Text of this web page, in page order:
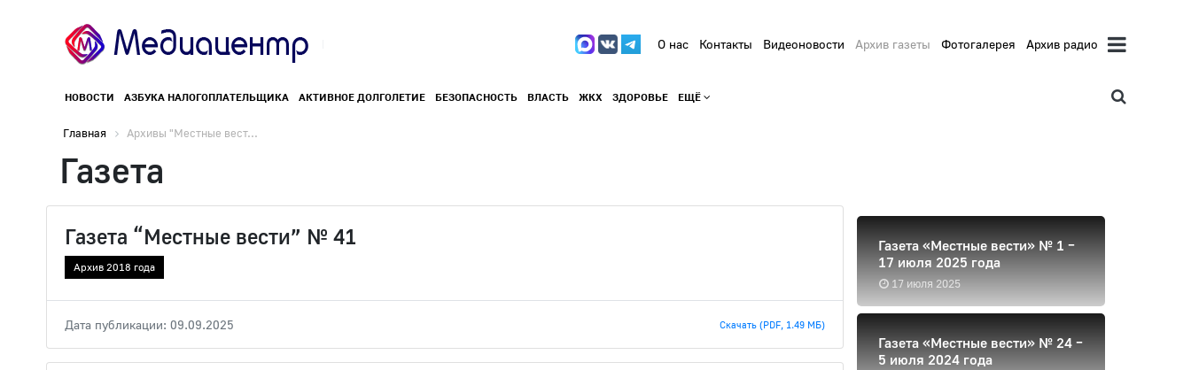
О нас Контакты Видеоновости Архив газеты Фотогалерея Архив радио
НОВОСТИ АЗБУКА НАЛОГОПЛАТЕЛЬЩИКА АКТИВНОЕ ДОЛГОЛЕТИЕ БЕЗОПАСНОСТЬ ВЛАСТЬ ЖКХ ЗДОРОВЬЕ ЕЩЁ
Главная Архивы "Местные вест...
Газета
Газета “Местные вести” № 41
Архив 2018 года
Дата публикации: 09.09.2025 Скачать (PDF, 1.49 МБ)
17 июля 2025
Газета «Местные вести» № 1 –
17 июля 2025 года
Газета «Местные вести» № 24 –
5 июля 2024 года